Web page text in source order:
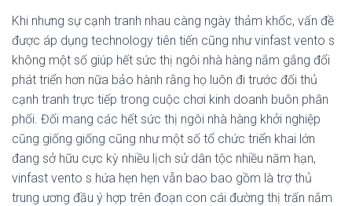
Khi nhưng sự cạnh tranh nhau càng ngày thảm khốc, vấn đề
được áp dụng technology tiên tiến cũng như vinfast vento s
không một số giúp hết sức thị ngôi nhà hàng nắm gắng đổi
phát triển hơn nữa bảo hành rằng họ luôn đi trước đối thủ
cạnh tranh trực tiếp trong cuộc chơi kinh doanh buôn phân
phối. Đối mang các hết sức thị ngôi nhà hàng khởi nghiệp
cũng giống giống cũng như một số tổ chức triển khai lớn
đang sở hữu cực kỳ nhiều lịch sử dân tộc nhiều năm hạn,
vinfast vento s hứa hẹn hẹn vẫn bao bao gồm là trợ thủ
trung ương đầu ý hợp trên đoạn con cái đường thị trấn nắm